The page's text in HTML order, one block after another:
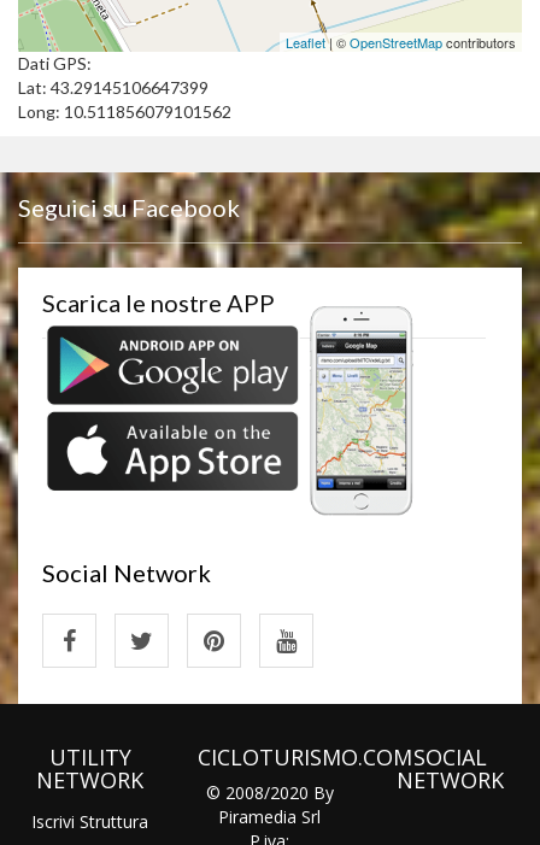
Leaflet| ©OpenStreetMapcontributors
Dati GPS:
Lat: 43.29145106647399
Long: 10.511856079101562
Seguici su Facebook
Scarica le nostre APP
Social Network
UTILITY
NETWORK
Iscrivi Struttura
CICLOTURISMO.COM
© 2008/2020 By
Piramedia Srl
SOCIAL
NETWORK